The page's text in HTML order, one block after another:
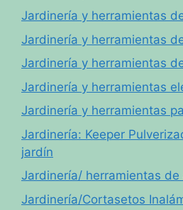
Jardinería y herramientas
Jardinería y herramientas
Jardinería y herramientas
Jardinería y herramientas
Jardinería y herramientas
Jardinería: Keeper
jardín
Jardinería/ herramientas
Jardinería/Cortasetos